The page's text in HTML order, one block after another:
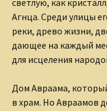
светлую, как
Агнца. Среди улицы
реки, древо жизни,
дающее на каждый
для исцеления
Дом Авраама,
в храм. Но Авраамов